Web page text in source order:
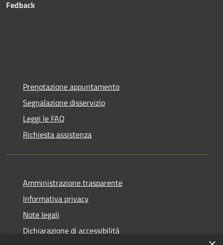
Fedback
Prenotazione appuntamento
Segnalazione disservizio
Leggi le FAQ
Richiesta assistenza
Amministrazione trasparente
Informativa privacy
Note legali
Dichiarazione di accessibilità